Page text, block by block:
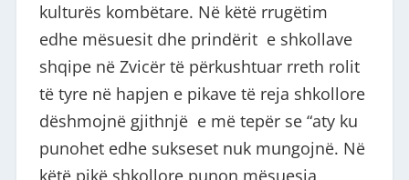
kulturës kombëtare. Në këtë rrugëtim
edhe mësuesit dhe prindërit e shkollave
shqipe në Zvicër të përkushtuar rreth rolit
të tyre në hapjen e pikave të reja shkollore
dëshmojnë gjithnjë e më tepër se “aty ku
punohet edhe sukseset nuk mungojnë. Në